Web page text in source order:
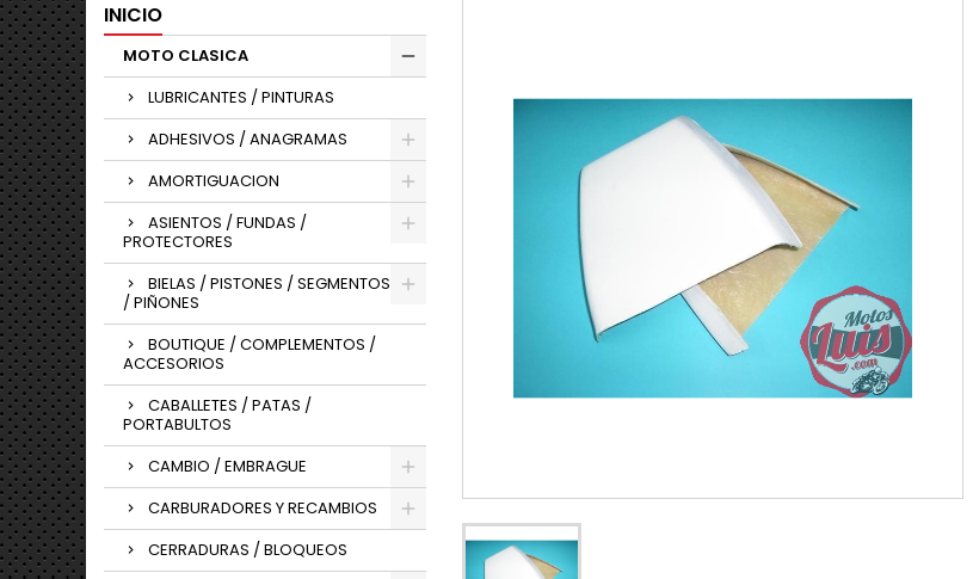
INICIO
MOTO CLASICA
LUBRICANTES / PINTURAS
ADHESIVOS / ANAGRAMAS
AMORTIGUACION
ASIENTOS / FUNDAS /
PROTECTORES
BIELAS / PISTONES / SEGMENTOS
/ PIÑONES
BOUTIQUE / COMPLEMENTOS /
ACCESORIOS
CABALLETES / PATAS /
PORTABULTOS
CAMBIO / EMBRAGUE
CARBURADORES Y RECAMBIOS
CERRADURAS / BLOQUEOS